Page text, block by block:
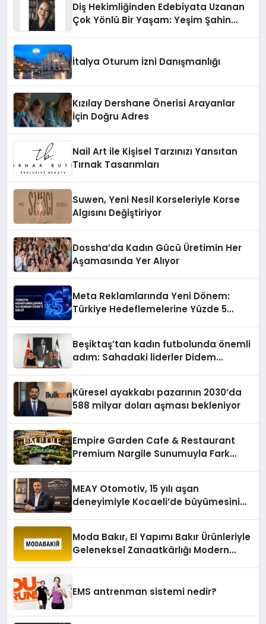
Diş Hekimliğinden Edebiyata Uzanan
Çok Yönlü Bir Yaşam: Yeşim Şahin
İtalya Oturum İzni Danışmanlığı
Kızılay Dershane Önerisi Arayanlar
İçin Doğru Adres
Nail Art ile Kişisel Tarzınızı Yansıtan
Tırnak Tasarımları
Suwen, Yeni Nesil Korseleriyle Korse
Algısını Değiştiriyor
Dossha’da Kadın Gücü Üretimin Her
Aşamasında Yer Alıyor
Meta Reklamlarında Yeni Dönem:
Türkiye Hedeflemelerine Yüzde 5
Beşiktaş’tan kadın futbolunda önemli
adım: Sahadaki liderler Didem
Küresel ayakkabı pazarının 2030’da
588 milyar doları aşması bekleniyor
Empire Garden Cafe & Restaurant
Premium Nargile Sunumuyla Fark
MEAY Otomotiv, 15 yılı aşan
deneyimiyle Kocaeli’de büyümesini
Moda Bakır, El Yapımı Bakır Ürünleriyle
Geleneksel Zanaatkârlığı Modern
EMS antrenman sistemi nedir?